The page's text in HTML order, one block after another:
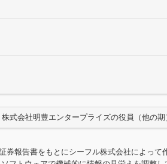
株式会社明豊エンタープライズの役員（他の期
報告書をもとにシーフル株式会社によっ